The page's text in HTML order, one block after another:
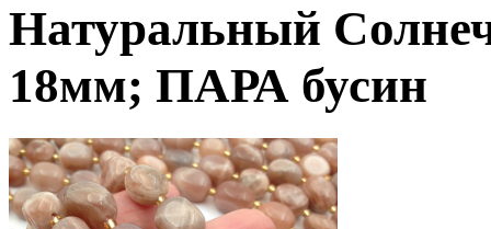
Натуральный
18мм; ПАРА бусин